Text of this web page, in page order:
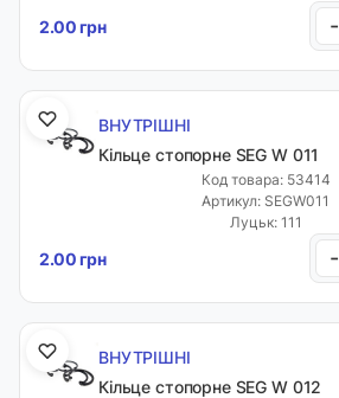
2.00 грн -
ВНУТРІШНІ
Кільце стопорне SEG W 011
Код товара: 53414
Артикул: SEGW011
Луцьк: 111
2.00 грн -
ВНУТРІШНІ
Кільце стопорне SEG W 012